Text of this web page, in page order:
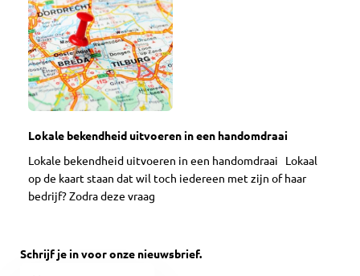
Lokale bekendheid uitvoeren in een handomdraai
Lokale bekendheid uitvoeren in een handomdraai Lokaal
op de kaart staan dat wil toch iedereen met zijn of haar
bedrijf? Zodra deze vraag
Schrijf je in voor onze nieuwsbrief.